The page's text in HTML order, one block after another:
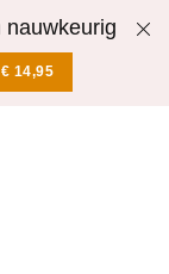
nauwkeurig
14,95